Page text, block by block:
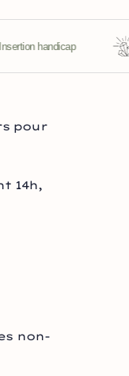
handicap
pour
14h,
non-